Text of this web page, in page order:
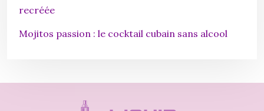
recréée
Mojitos passion : le cocktail cubain sans alcool